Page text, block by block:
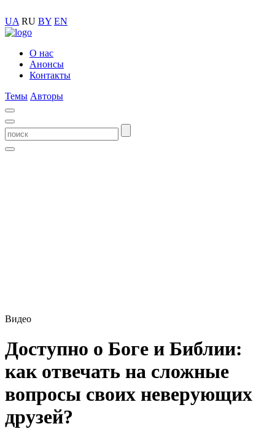
UA RU BY EN
О нас
Анонсы
Контакты
Темы Авторы
Видео
Доступно о Боге и Библии:
как отвечать на сложные
вопросы своих неверующих
друзей?